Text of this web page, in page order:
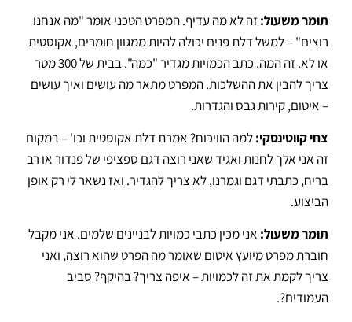
תומר משעול:זה לא מה עדיף. המפרט הטכני אומר "מה אנחנו
רוצים" – למשל דלת פנים יכולה להיות ממגוון חומרים, אקוסטית
או לא.זה המה. כתב הכמויות מגדיר "כמה".
בבית של 300 מטר
צריך להבין את ההשלכות.המפרט מתאר מה עושים ואיך עושים
– איטום, קירות גבס והגדרות.
צחי קווטינסקי:למה הוויכוח? אמרת דלת אקוסטית וכו' – במקום
זה אני אלך לחנות ואגיד שאני רוצה דגם ספציפי של פנדור או רב
בריח, כתבתי דגם וגמרנו, לא צריך להגדיר. ואז נשאר לי רק אופן
הביצוע.
תומר משעול: אני מכין כתבי כמויות לבניינים שלמים. אני מקבל
חוברת מפרט מיועץ איטום שאומר מה הפרט שהוא רוצה, ואני
צריך לקמת את זה לכמויות – איפה צריך? בהיקף?סביב
העמודים?.